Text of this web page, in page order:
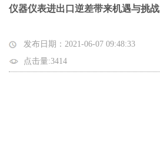
仪器仪表进出口逆差带来机遇与挑战
发布日期：2021-06-07 09:48:33
点击量:3414